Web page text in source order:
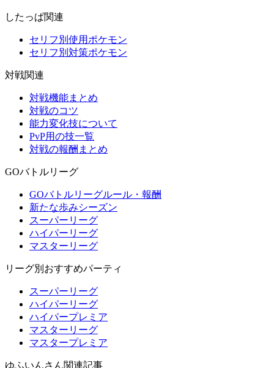
したっぱ関連
セリフ別使用ポケモン
セリフ別対策ポケモン
対戦関連
対戦機能まとめ
対戦のコツ
能力変化技について
PvP用の技一覧
対戦の報酬まとめ
GOバトルリーグ
GOバトルリーグルール・報酬
新たな歩みシーズン
スーパーリーグ
ハイパーリーグ
マスターリーグ
リーグ別おすすめパーティ
スーパーリーグ
ハイパーリーグ
ハイパープレミア
マスターリーグ
マスタープレミア
ゆふいんさん関連記事